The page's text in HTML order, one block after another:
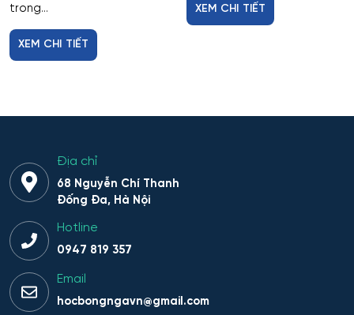
trong...
XEM CHI TIẾT
XEM CHI TIẾT
Địa chỉ
68 Nguyễn Chí Thanh
Đống Đa, Hà Nội
Hotline
0947 819 357
Email
hocbongngavn@gmail.com